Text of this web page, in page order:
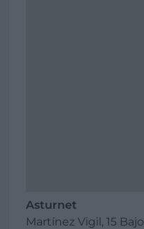
Asturnet
Martínez Vigil, 15 Bajo